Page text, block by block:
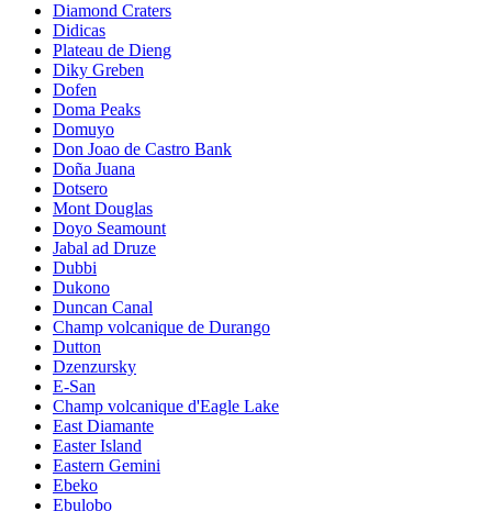
Diamond Craters
Didicas
Plateau de Dieng
Diky Greben
Dofen
Doma Peaks
Domuyo
Don Joao de Castro Bank
Doña Juana
Dotsero
Mont Douglas
Doyo Seamount
Jabal ad Druze
Dubbi
Dukono
Duncan Canal
Champ volcanique de Durango
Dutton
Dzenzursky
E-San
Champ volcanique d'Eagle Lake
East Diamante
Easter Island
Eastern Gemini
Ebeko
Ebulobo